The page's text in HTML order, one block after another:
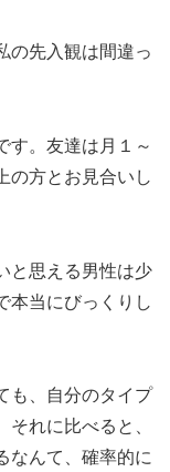
の先入観は間違っ
す。友達は月１～
の方とお見合いし
と思える男性は少
本当にびっくりし
も、自分のタイプ
れに比べると、
なんて、確率的に